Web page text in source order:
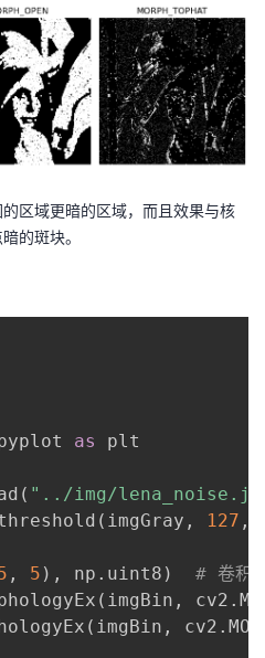
区域更暗的区域，而且效果与核
的斑块。
as
( "../img/
( imgGray , 127 ,
, 5 ) , np . uint8 )
# 卷积
( imgBin , cv2 .
( imgBin , cv2 .